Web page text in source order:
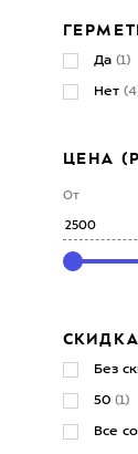
Да (1)
Нет
ЦЕНА
От
СКИДКА
Без
50 (1)
Все